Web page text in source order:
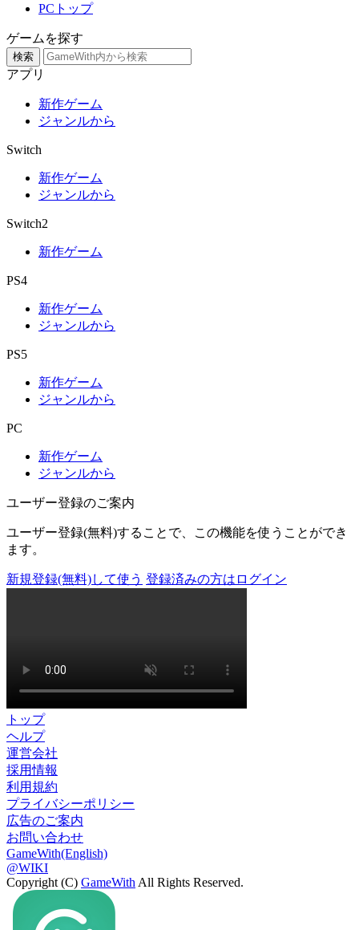
PCトップ
ゲームを探す
検索
アプリ
新作ゲーム
ジャンルから
Switch
新作ゲーム
ジャンルから
Switch2
新作ゲーム
PS4
新作ゲーム
ジャンルから
PS5
新作ゲーム
ジャンルから
PC
新作ゲーム
ジャンルから
ユーザー登録のご案内
ユーザー登録(無料)することで、この機能を使うことができ
ます。
新規登録(無料)して使う 登録済みの方はログイン
トップ
ヘルプ
運営会社
採用情報
利用規約
プライバシーポリシー
広告のご案内
お問い合わせ
GameWith(English)
@WIKI
Copyright (C) GameWith All Rights Reserved.